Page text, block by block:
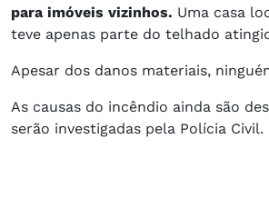
para imóveis vizinhos. Uma casa
teve apenas parte do telhado
Apesar dos danos materiais,
As causas do incêndio ainda são
serão investigadas pela Polícia Civil.